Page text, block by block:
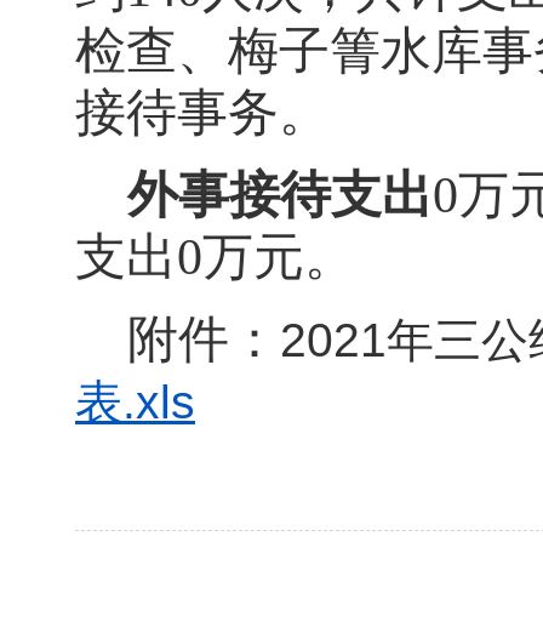
检查、梅子箐水库
接待事务。
外事接待支出0万
支出0万元。
附件： 2021年三
表.xls